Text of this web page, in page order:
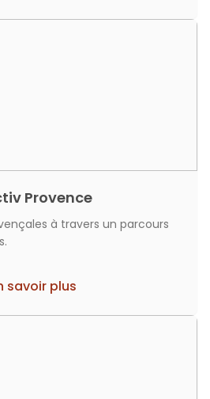
Provence
à travers un parcours
savoir plus